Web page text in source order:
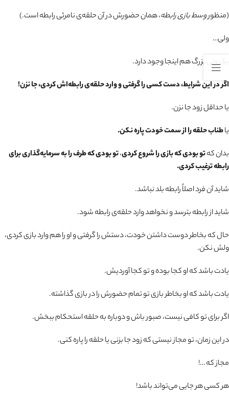
(منظوروسط بازی رابطه،همان حضورش در آن حلقه‌ی نامرئی رابطه است.)
ولی…
یک ولی بزرگ هم اینجا وجود دارد.
اگر در این شرایط، دست کسی را گرفتی و وارد حلقه‌ی رابطه‌اش کردی، جا نزن!
یا حداقل زود جا نزن.
یاطناب حلقه را از سمت خودت پاره نکن.
بدان کهتو بودی که بازی را شروع کردی،تو بودی که طرف را به سرمایه‌گذاری برای
رابطه ترغیب کردی.
شاید آن فرد اصلاً رابطه بلد نباشد.
شاید از رابطه بترسد و نخواهد وارد حلقه‌ی رابطه شود.
حال که بخاطر دوست داشتن خودت، دستش را گرفتی و او را هم وارد بازی کردی،
ولش نکن.
یادت باشد که او کجا بوده و تو کجا آوردیش.
یادت باشد که او بخاطر بازی تو تمام حضورش را در بازی گذاشته.
اگر برای تو کافی نیست، صبور باش و دوباره به حلقه استحکام ببخش.
در این زمان، تو مجاز نیستی که زود جا بزنی یا حلقه را پاره کنی.
مجاز که …!
هر کسی هر جایی می‌تواند باشد!